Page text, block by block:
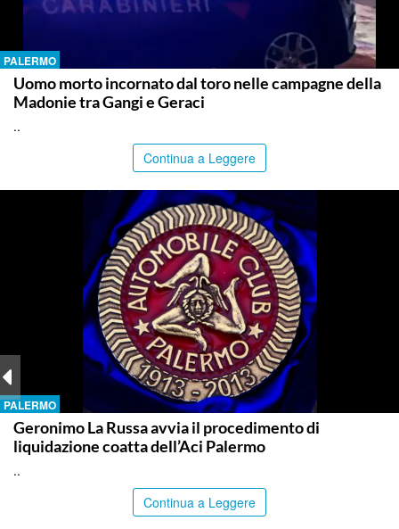
PALERMO
Uomo morto incornato dal toro nelle campagne della
Madonie tra Gangi e Geraci
..
Continua a Leggere
PALERMO
Geronimo La Russa avvia il procedimento di
liquidazione coatta dell’Aci Palermo
..
Continua a Leggere